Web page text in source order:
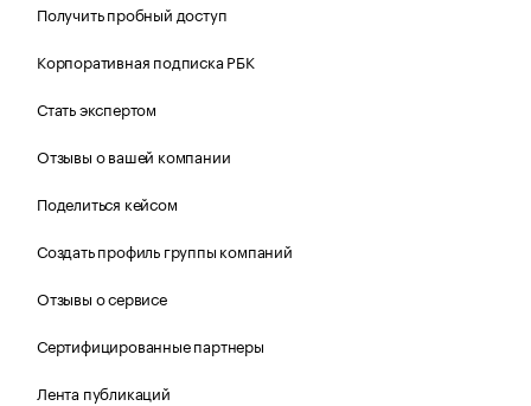
Получить пробный доступ
Корпоративная подписка РБК
Стать экспертом
Отзывы о вашей компании
Поделиться кейсом
Создать профиль группы компаний
Отзывы о сервисе
Сертифицированные партнеры
Лента публикаций